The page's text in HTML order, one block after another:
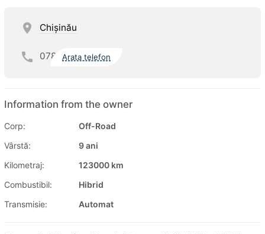
Chişinău
078 Arata telefon
Information from the owner
Corp:
Off-Road
Vârstă:
9 ani
Kilometraj:
123000 km
Combustibil:
Hibrid
Transmisie:
Automat